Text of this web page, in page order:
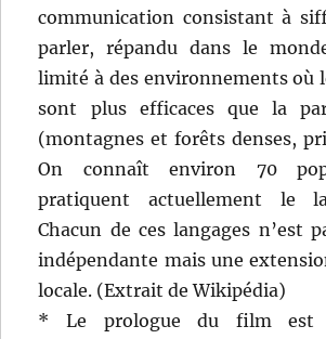
communication consistant à
parler, répandu dans le
limité à des environnements où
sont plus efficaces que la
(montagnes et forêts denses,
On connaît environ 70
pratiquent actuellement le
Chacun de ces langages n’est
indépendante mais une
locale. (Extrait de Wikipédia)
* Le prologue du film est